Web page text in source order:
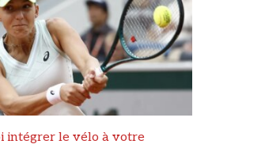
intégrer le vélo à votre